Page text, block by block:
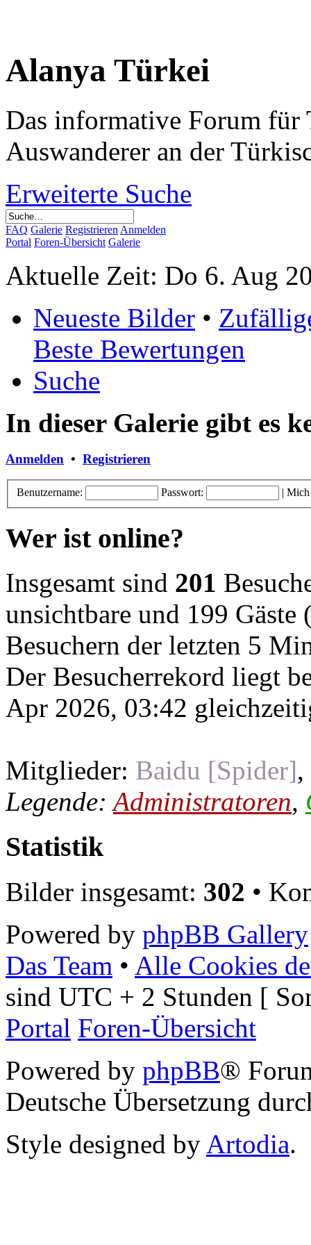
Alanya Türkei
Das informative Forum für
Auswanderer an der
Erweiterte Suche
FAQ Galerie Registrieren Anmelden
Portal Foren-Übersicht Galerie
Aktuelle Zeit: Do 6. Aug
Neueste Bilder •
Beste Bewertungen
Suche
In dieser Galerie gibt es
Anmelden • Registrieren
Benutzername: Passwort: | Mich
Wer ist online?
Insgesamt sind 201
unsichtbare und 199 Gäste
Besuchern der letzten 5
Der Besucherrekord liegt
Apr 2026, 03:42
Mitglieder: Baidu [Spider],
Legende:Administratoren,
Statistik
Bilder insgesamt: 302 •
Powered by phpBB Gallery
Das Team • Alle Cookies
sind UTC + 2 Stunden [
Portal Foren-Übersicht
Powered by phpBB®
Deutsche Übersetzung
Style designed by Artodia.